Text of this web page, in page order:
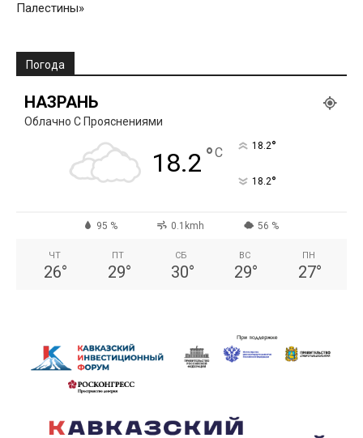
Палестины»
Погода
НАЗРАНЬ
Облачно С Прояснениями
18.2 °C 18.2°
18.2°
95 % 0.1kmh 56 %
ЧТ
26°
ПТ
29°
СБ
30°
ВС
29°
ПН
27°